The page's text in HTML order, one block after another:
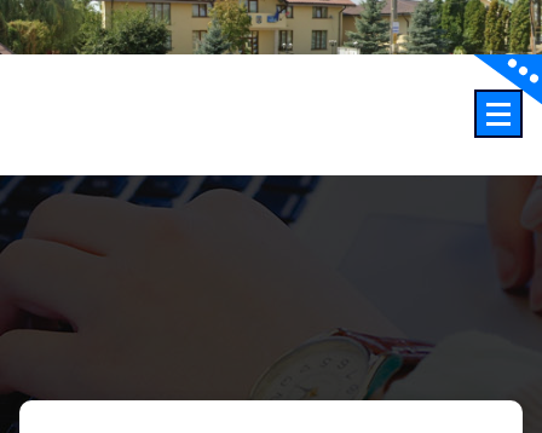
Sari
la